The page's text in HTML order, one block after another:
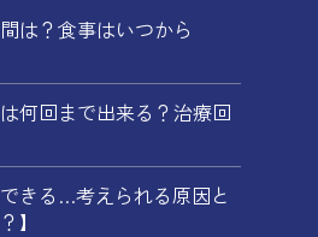
は？食事はいつから
何回まで出来る？治療回
きる…考えられる原因と
】